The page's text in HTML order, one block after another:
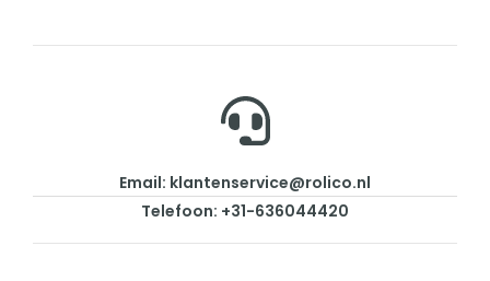
Email: klantenservice@rolico.nl
Telefoon: +31-636044420